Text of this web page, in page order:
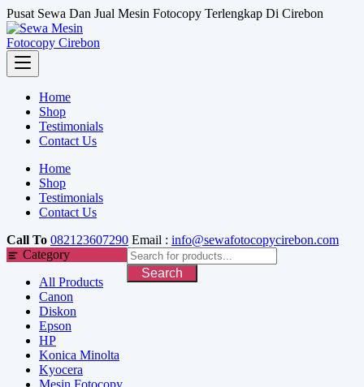
Skip
to
content
Pusat Sewa Dan Jual Mesin Fotocopy Terlengkap Di Cirebon
Home
Shop
Testimonials
Contact Us
Home
Shop
Testimonials
Contact Us
Call To 082123607290 Email : info@sewafotocopycirebon.com
Category
All Products
Canon
Diskon
Epson
HP
Konica Minolta
Kyocera
Search